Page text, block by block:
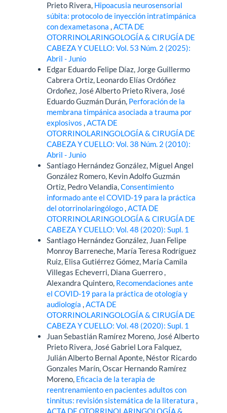
Prieto Rivera, Hipoacusia neurosensorial
súbita: protocolo de inyección intratimpánica
con dexametasona,ACTA DE
OTORRINOLARINGOLOGÍA & CIRUGÍA DE
CABEZA Y CUELLO: Vol. 53 Núm. 2 (2025):
Abril - Junio
Edgar Eduardo Felipe Díaz, Jorge Guillermo
Cabrera Ortiz, Leonardo Elías Ordóñez
Ordoñez, José Alberto Prieto Rivera, José
Eduardo Guzmán Durán, Perforación de la
membrana timpánica asociada a trauma por
explosivos,ACTA DE
OTORRINOLARINGOLOGÍA & CIRUGÍA DE
CABEZA Y CUELLO: Vol. 38 Núm. 2 (2010):
Abril - Junio
Santiago Hernández González, Miguel Angel
González Romero, Kevin Adolfo Guzmán
Ortiz, Pedro Velandia,Consentimiento
informado ante el COVID-19 para la práctica
del otorrinolaringólogo,ACTA DE
OTORRINOLARINGOLOGÍA & CIRUGÍA DE
CABEZA Y CUELLO: Vol. 48 (2020): Supl. 1
Santiago Hernández González, Juan Felipe
Monroy Barreneche, María Teresa Rodríguez
Ruiz, Elisa Gutiérrez Gómez, María Camila
Villegas Echeverri, Diana Guerrero ,
Alexandra Quintero, Recomendaciones ante
el COVID-19 para la práctica de otología y
audiología,ACTA DE
OTORRINOLARINGOLOGÍA & CIRUGÍA DE
CABEZA Y CUELLO: Vol. 48 (2020): Supl. 1
Juan Sebastián Ramírez Moreno, José Alberto
Prieto Rivera, José Gabriel Lora Falquez,
Julián Alberto Bernal Aponte, Néstor Ricardo
Gonzales Marín, Oscar Hernando Ramírez
Moreno, Eficacia de la terapia de
reentrenamiento en pacientes adultos con
tinnitus: revisión sistemática de la literatura,
ACTA DE OTORRINOLARINGOLOGÍA &